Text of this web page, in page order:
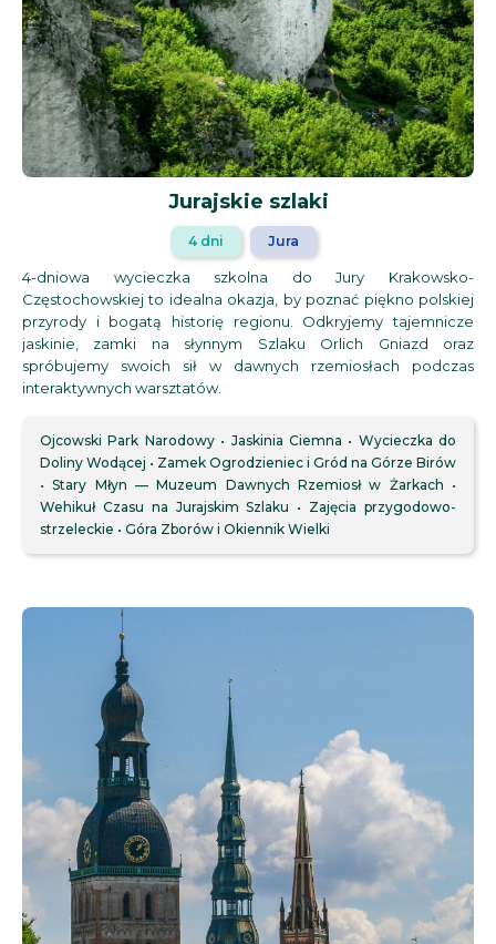
Jurajskie szlaki
4 dni Jura
4-dniowa wycieczka szkolna do Jury Krakowsko-
Częstochowskiej to idealna okazja, by poznać piękno polskiej
przyrody i bogatą historię regionu. Odkryjemy tajemnicze
jaskinie, zamki na słynnym Szlaku Orlich Gniazd oraz
spróbujemy swoich sił w dawnych rzemiosłach podczas
interaktywnych warsztatów.
Ojcowski Park Narodowy Jaskinia Ciemna
Wycieczka do
Doliny Wodącej
Zamek Ogrodzieniec i Gród na Górze Birów
Stary Młyn — Muzeum Dawnych Rzemiosł w Żarkach
Wehikuł Czasu na Jurajskim Szlaku
Zajęcia przygodowo-
strzeleckie
Góra Zborów i Okiennik Wielki